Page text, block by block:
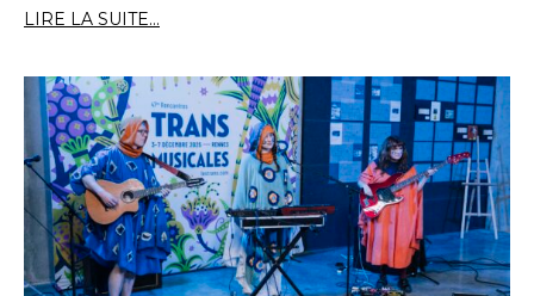
LIRE LA SUITE...